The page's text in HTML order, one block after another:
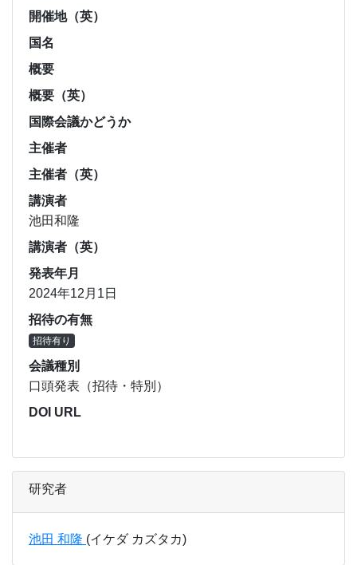
開催地（英）
国名
概要
概要（英）
国際会議かどうか
主催者
主催者（英）
講演者
池田和隆
講演者（英）
発表年月
2024年12月1日
招待の有無
招待有り
会議種別
口頭発表（招待・特別）
DOI URL
研究者
池田 和隆 (イケダ カズタカ)